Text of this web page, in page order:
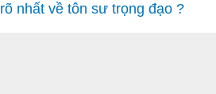
rõ nhất về tôn sư trọng đạo ?